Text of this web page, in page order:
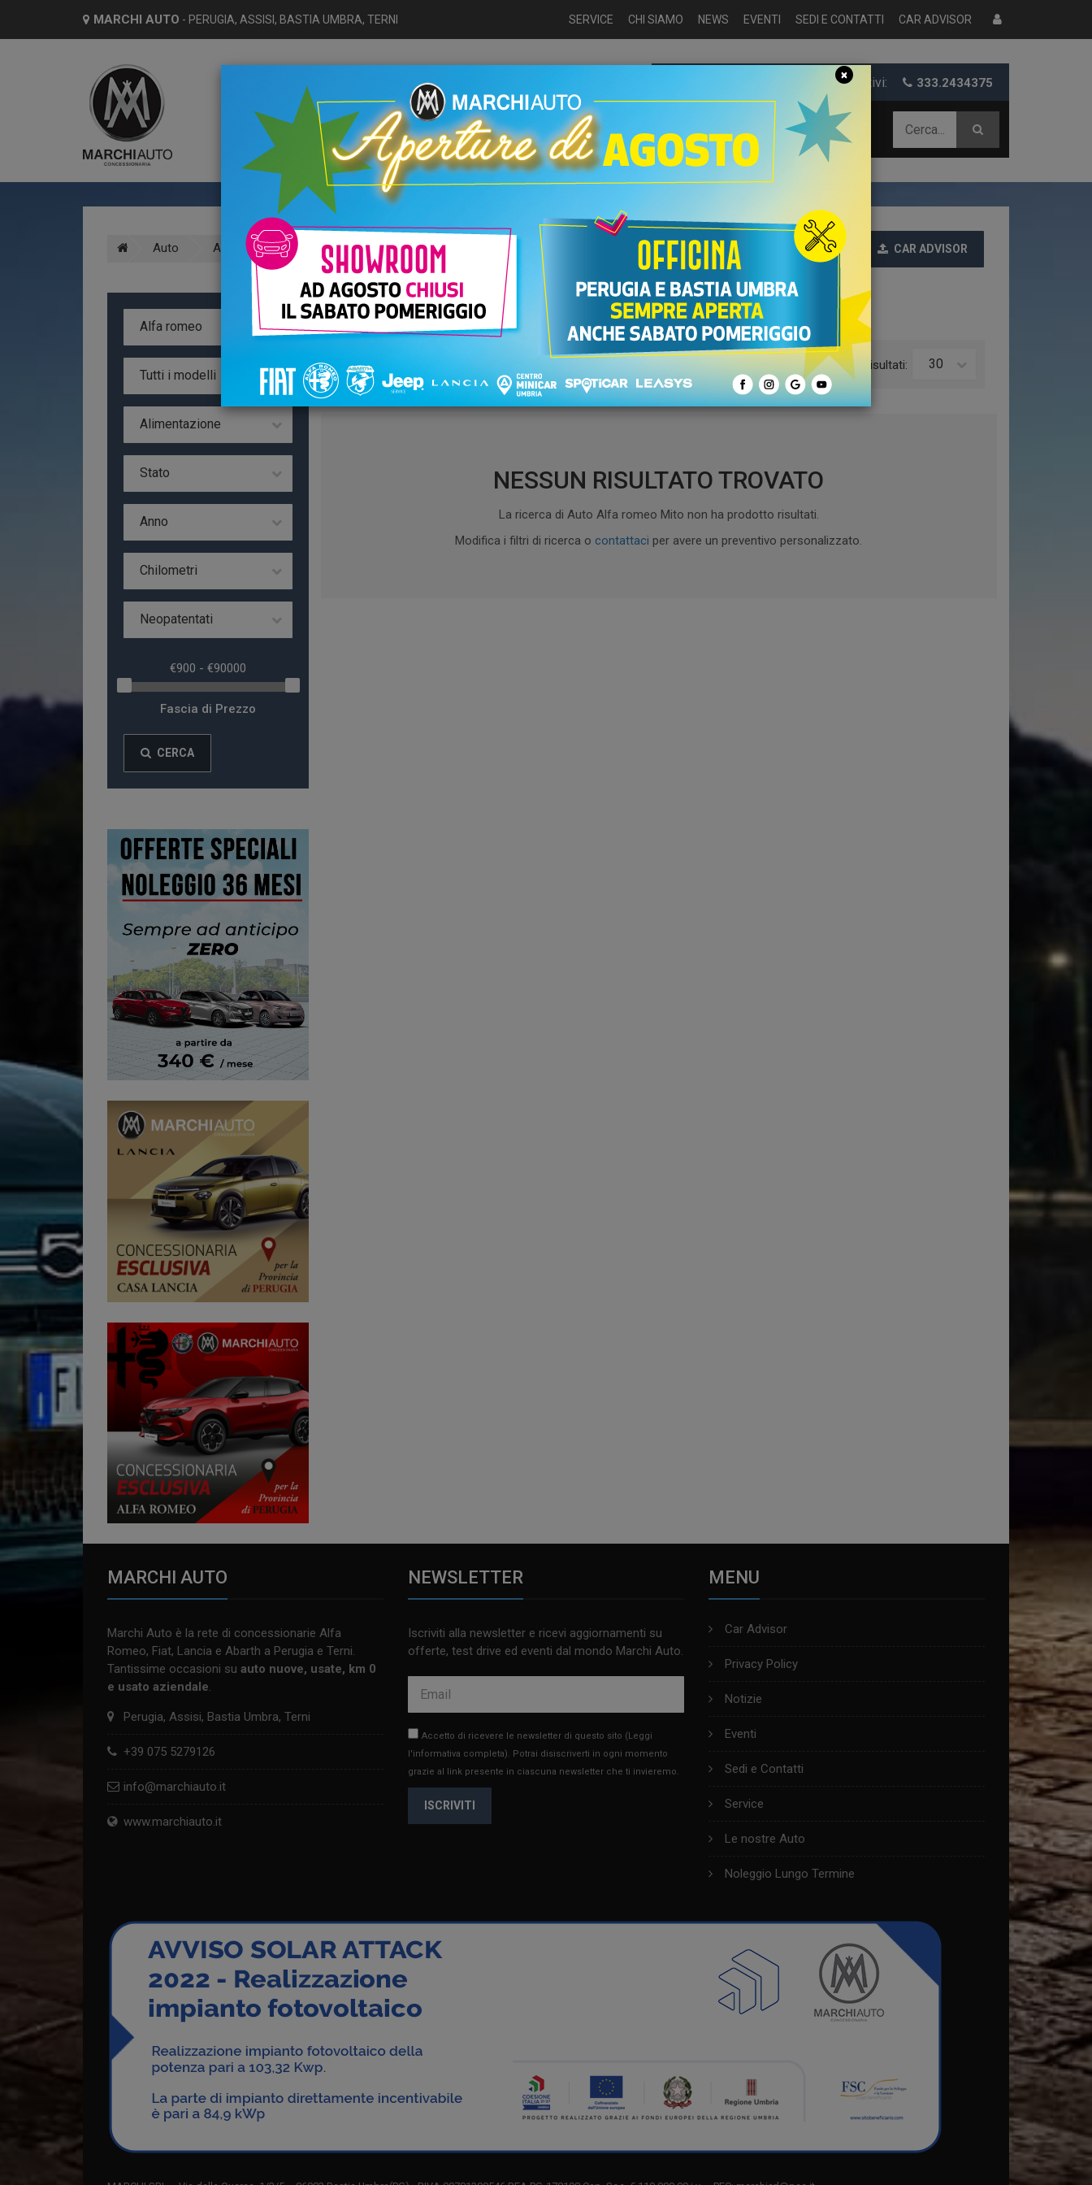
MARCHI AUTO - PERUGIA, ASSISI, BASTIA UMBRA, TERNI SERVICE CHI SIAMO NEWS EVENTI SEDI E CONTATTI CAR ADVISOR
Chiamaci per informazioni e preventivi: 333.2434375
HOME USATO NUOVO NOLEGGIO USATO AZIENDALE
Auto Alfa romeo Mito CAR ADVISOR
Alfa romeo
Tutti i modelli
Alimentazione
Stato
Anno
Chilometri
Neopatentati
Fascia di Prezzo
CERCA
AUTO ALFA ROMEO MITO
Da 1 - 0 di 0 Risultati: 30
NESSUN RISULTATO TROVATO
La ricerca di Auto Alfa romeo Mito non ha prodotto risultati.
Modifica i filtri di ricerca o contattaci per avere un preventivo personalizzato.
MARCHI AUTO
Marchi Auto è la rete di concessionarie Alfa
Romeo, Fiat, Lancia e Abarth a Perugia e Terni.
Tantissime occasioni su auto nuove, usate, km 0
e usato aziendale.
Perugia, Assisi, Bastia Umbra, Terni
+39 075 5279126
info@marchiauto.it
www.marchiauto.it
NEWSLETTER
Iscriviti alla newsletter e ricevi aggiornamenti su
offerte, test drive ed eventi dal mondo Marchi Auto.
Accetto di ricevere le newsletter di questo sito (Leggi
l'informativa completa). Potrai disiscriverti in ogni momento
grazie al link presente in ciascuna newsletter che ti invieremo.
ISCRIVITI
MENU
Car Advisor
Privacy Policy
Notizie
Eventi
Sedi e Contatti
Service
Le nostre Auto
Noleggio Lungo Termine
×